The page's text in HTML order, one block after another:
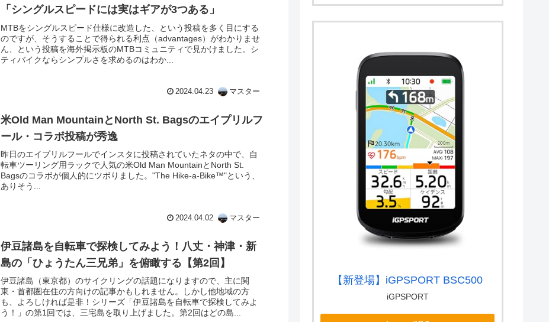
「シングルスピードには実はギアが3つある」
MTBをシングルスピード仕様に改造した、という投稿を多く目にする
のですが、そうすることで得られる利点（advantages）がわかりませ
ん、という投稿を海外掲示板のMTBコミュニティで見かけました。シ
ティバイクならシンプルさを求めるのはわか...
2024.04.23 マスター
米Old Man MountainとNorth St. Bagsのエイプリルフ
ール・コラボ投稿が秀逸
昨日のエイプリルフールでインスタに投稿されていたネタの中で、自
転車ツーリング用ラックで人気の米Old Man MountainとNorth St.
Bagsのコラボが個人的にツボりました。"The Hike-a-Bike™"という、
ありそう...
2024.04.02 マスター
伊豆諸島を自転車で探検してみよう！八丈・神津・新
島の「ひょうたん三兄弟」を俯瞰する【第2回】
伊豆諸島（東京都）のサイクリングの話題になりますので、主に関
東・首都圏在住の方向けの記事かもしれません。しかし他地域の方
も、よろしければ是非！シリーズ「伊豆諸島を自転車で探検してみよ
う！」の第1回では、三宅島を取り上げました。第2回はどの島...
【新登場】iGPSPORT BSC500
iGPSPORT